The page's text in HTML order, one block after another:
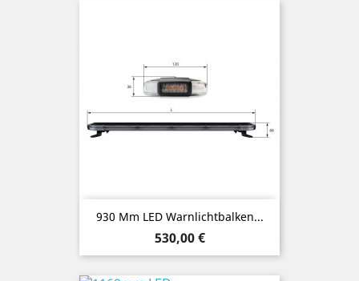
930 Mm LED Warnlichtbalken...
Preis
530,00 €